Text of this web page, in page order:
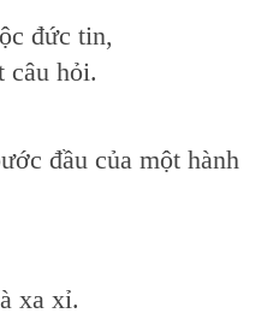
đức tin,
câu hỏi.
đầu của một hành
xa xỉ.